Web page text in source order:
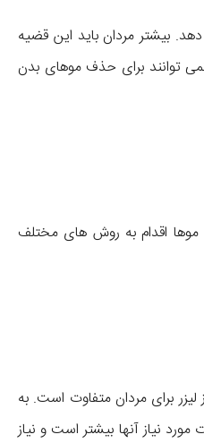
بیشتر مردان باید این قضیه
توانند برای حذف موهای بدن
اقدام به روش های مختلف
لیزر برای مردان متفاوت است. به
نیاز آنها بیشتر است و نیاز